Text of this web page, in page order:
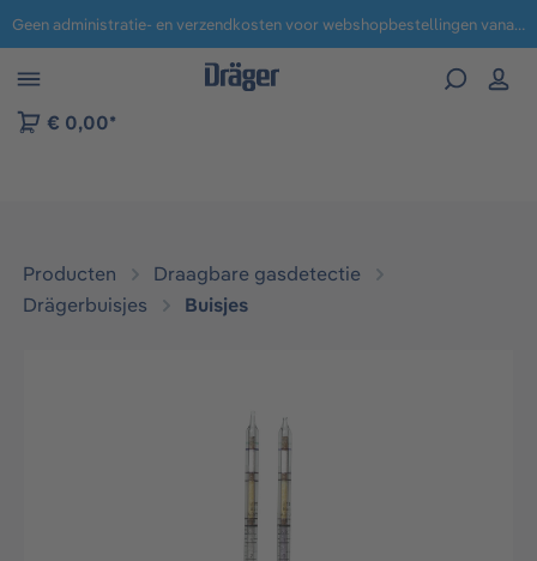
naar navigatie B2B-platform Geen administratie- en verzendkosten voor webshopbestellingen vanaf € 100,-.
€ 0,00*
Producten
Draagbare gasdetectie
Drägerbuisjes
Buisjes